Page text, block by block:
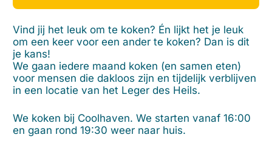
Vind jij het leuk om te koken? Én lijkt het je leuk
om een keer voor een ander te koken? Dan is dit
je kans!
We gaan iedere maand koken (en samen eten)
voor mensen die dakloos zijn en tijdelijk verblijven
in een locatie van het Leger des Heils.
We koken bij Coolhaven. We starten vanaf 16:00
en gaan rond 19:30 weer naar huis.